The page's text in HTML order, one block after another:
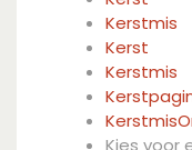
Kerstmis
Kerst
Kerstmis
Kies voor